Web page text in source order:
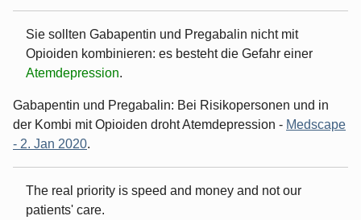
Sie sollten Gabapentin und Pregabalin nicht mit
Opioiden kombinieren: es besteht die Gefahr einer
Atemdepression.
Gabapentin und Pregabalin: Bei Risikopersonen und in
der Kombi mit Opioiden droht Atemdepression - Medscape
- 2. Jan 2020.
The real priority is speed and money and not our
patients' care.